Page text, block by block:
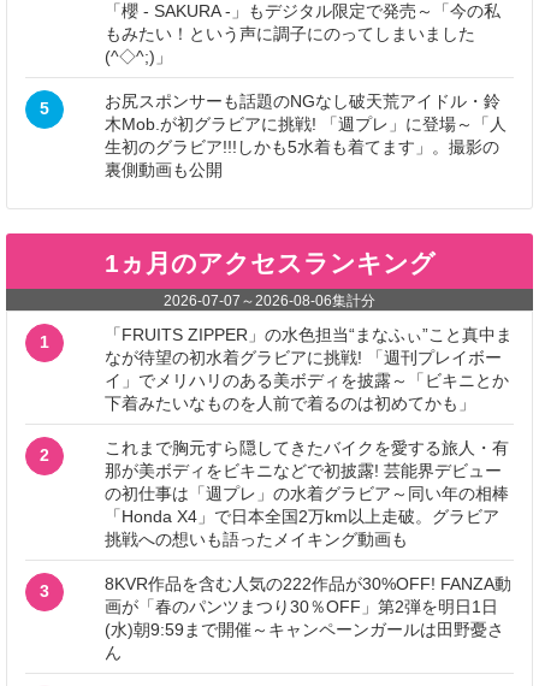
「櫻 - SAKURA -」もデジタル限定で発売～「今の私
もみたい！という声に調子にのってしまいました
(^◇^;)」
5
お尻スポンサーも話題のNGなし破天荒アイドル・鈴
木Mob.が初グラビアに挑戦! 「週プレ」に登場～「人
生初のグラビア!!!しかも5水着も着てます」。撮影の
裏側動画も公開
1ヵ月のアクセスランキング
2026-07-07 ～2026-08-06集計分
1
「FRUITS ZIPPER」の水色担当“まなふぃ”こと真中ま
なが待望の初水着グラビアに挑戦! 「週刊プレイボー
イ」でメリハリのある美ボディを披露～「ビキニとか
下着みたいなものを人前で着るのは初めてかも」
2
これまで胸元すら隠してきたバイクを愛する旅人・有
那が美ボディをビキニなどで初披露! 芸能界デビュー
の初仕事は「週プレ」の水着グラビア～同い年の相棒
「Honda X4」で日本全国2万km以上走破。グラビア
挑戦への想いも語ったメイキング動画も
3
8KVR作品を含む人気の222作品が30%OFF! FANZA動
画が「春のパンツまつり30％OFF」第2弾を明日1日
(水)朝9:59まで開催～キャンペーンガールは田野憂さ
ん